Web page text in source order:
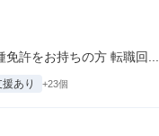
許をお持ちの方 転職回...
あり +23個